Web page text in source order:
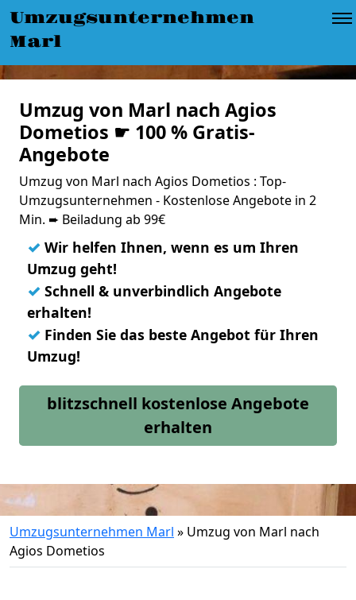
Umzugsunternehmen
Marl
Umzug von Marl nach Agios
Dometios ☛ 100 % Gratis-
Angebote
Umzug von Marl nach Agios Dometios : Top-
Umzugsunternehmen - Kostenlose Angebote in 2
Min. ➨ Beiladung ab 99€
✓ Wir helfen Ihnen, wenn es um Ihren
Umzug geht!
✓ Schnell & unverbindlich Angebote
erhalten!
✓ Finden Sie das beste Angebot für Ihren
Umzug!
blitzschnell kostenlose Angebote
erhalten
Umzugsunternehmen Marl » Umzug von Marl nach
Agios Dometios